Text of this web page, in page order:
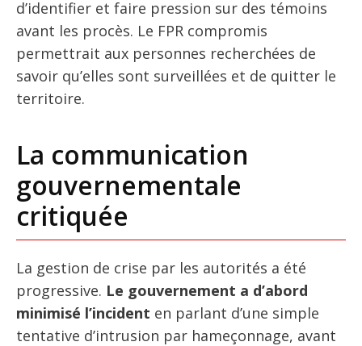
d’identifier et faire pression sur des témoins
avant les procès. Le FPR compromis
permettrait aux personnes recherchées de
savoir qu’elles sont surveillées et de quitter le
territoire.
La communication
gouvernementale
critiquée
La gestion de crise par les autorités a été
progressive. Le gouvernement a d’abord
minimisé l’incident en parlant d’une simple
tentative d’intrusion par hameçonnage, avant